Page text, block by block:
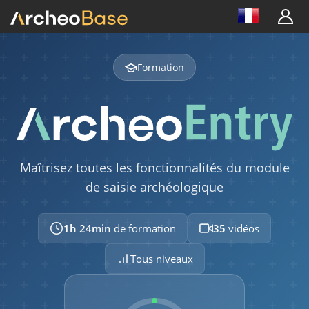
Formation
Maîtrisez toutes les fonctionnalités du module
de saisie archéologique
1h 24min de formation 35 vidéos
Tous niveaux
04:52
Structure d'un formulaire
Association entre formulaires
Bibliothèque de formulaires et
assignation à une intervention